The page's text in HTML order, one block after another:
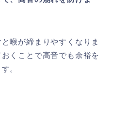
喉が締まりやすくなりま
くことで高音でも余裕を
。